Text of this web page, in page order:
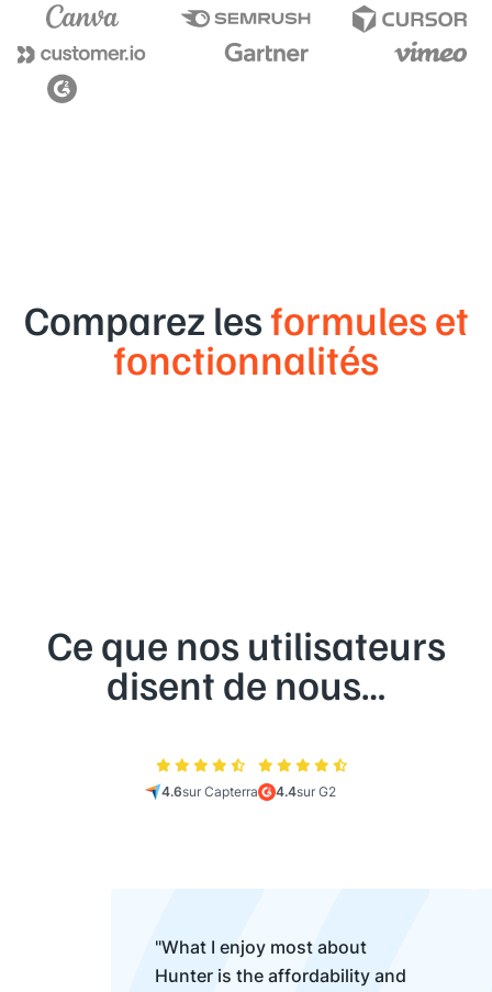
Comparez les formules et
fonctionnalités
Ce que nos utilisateurs
disent de nous…
4.6sur Capterra 4.4sur G2
"What I enjoy most about
Hunter is the affordability and